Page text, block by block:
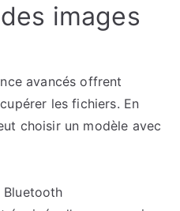
images
avancés offrent
les fichiers. En
choisir un modèle avec
Bluetooth